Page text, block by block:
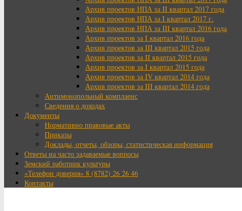
Архив проектов НПА за II квартал 2017 года
Архив проектов НПА за I квартал 2017 г.
Архив проектов НПА за III квартал 2016 года
Архив проектов за I квартал 2016 года
Архив проектов за III квартал 2015 года
Архив проектов за II квартал 2015 года
Архив проектов за I квартал 2015 года
Архив проектов за IV квартал 2014 года
Архив проектов за III квартал 2014 года
Антимонопольный комплаенс
Сведения о доходах
Документы
Нормативно правовые акты
Приказы
Доклады, отчеты, обзоры, статистическая информация
Ответы на часто задаваемые вопросы
Земский работник культуры
«Телефон доверия» 8 (8782) 26 26 46
Контакты